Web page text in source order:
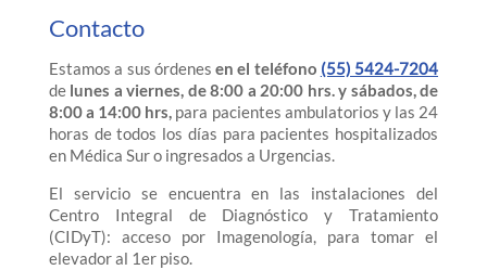
Contacto
Estamos a sus órdenes en el teléfono (55) 5424-7204
de lunes a viernes, de 8:00 a 20:00 hrs. y sábados, de
8:00 a 14:00 hrs, para pacientes ambulatorios y las 24
horas de todos los días para pacientes hospitalizados
en Médica Sur o ingresados a Urgencias.
El servicio se encuentra en las instalaciones del
Centro Integral de Diagnóstico y Tratamiento
(CIDyT): acceso por Imagenología, para tomar el
elevador al 1er piso.